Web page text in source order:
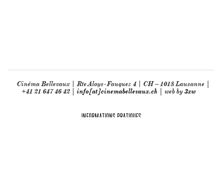
Cinéma Bellevaux | Rte Aloys-Fauquez 4 | CH – 1018 Lausanne |
+41 21 647 46 42 | info[at]cinemabellevaux.ch | web by3xw
INFORMATIONS PRATIQUES